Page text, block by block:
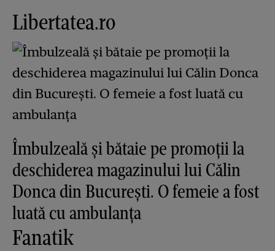
Libertatea.ro
Îmbulzeală și bătaie pe promoții la
deschiderea magazinului lui Călin
Donca din București. O femeie a fost
luată cu ambulanța
Fanatik